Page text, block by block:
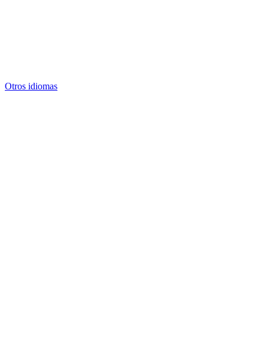
Otros idiomas